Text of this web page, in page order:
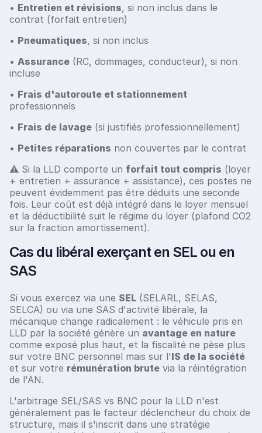
• Entretien et révisions, si non inclus dans le
contrat (forfait entretien)
• Pneumatiques, si non inclus
• Assurance (RC, dommages, conducteur), si non
incluse
• Frais d'autoroute et stationnement
professionnels
• Frais de lavage (si justifiés professionnellement)
• Petites réparations non couvertes par le contrat
⚠️ Si la LLD comporte un forfait tout compris (loyer
+ entretien + assurance + assistance), ces postes ne
peuvent évidemment pas être déduits une seconde
fois. Leur coût est déjà intégré dans le loyer mensuel
et la déductibilité suit le régime du loyer (plafond CO2
sur la fraction amortissement).
Cas du libéral exerçant en SEL ou en
SAS
Si vous exercez via une SEL (SELARL, SELAS,
SELCA) ou via une SAS d'activité libérale, la
mécanique change radicalement : le véhicule pris en
LLD par la société génère un avantage en nature
comme exposé plus haut, et la fiscalité ne pèse plus
sur votre BNC personnel mais sur l'IS de la société
et sur votre rémunération brute via la réintégration
de l'AN.
L'arbitrage SEL/SAS vs BNC pour la LLD n'est
généralement pas le facteur déclencheur du choix de
structure, mais il s'inscrit dans une stratégie